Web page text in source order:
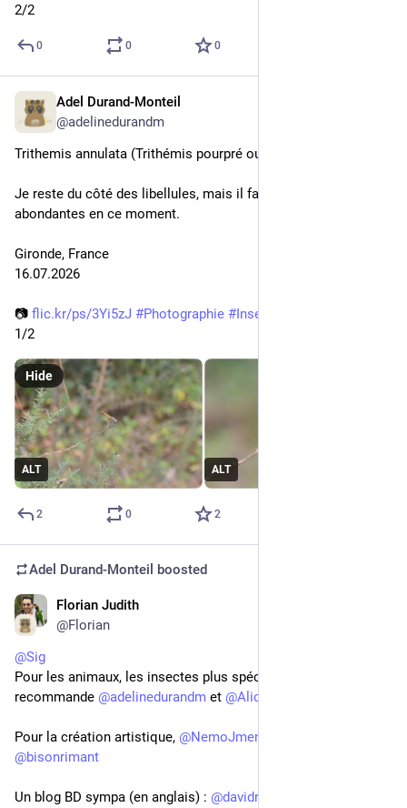
2/2
0 0 0
Adel Durand-Monteil
@adelinedurandm
Trithemis annulata (Trithémis pourpré ou annelé)
Je reste du côté des libellules, mais il faut dire qu'elles sont
abondantes en ce moment.
Gironde, France
16.07.2026
📷 flic.kr/ps/3Yi5zJ #Photographie #Insecte
1/2
ALT ALT
Hide
2 0 2
Adel Durand-Monteil boosted
Florian Judith
@Florian
@Sig
Pour les animaux, les insectes plus spécifiquement, je
recommande @adelinedurandm et @Alice_Swaggen
Pour la création artistique, @NemoJmeno
@bisonrimant
Un blog BD sympa (en anglais) : @davidrevoy